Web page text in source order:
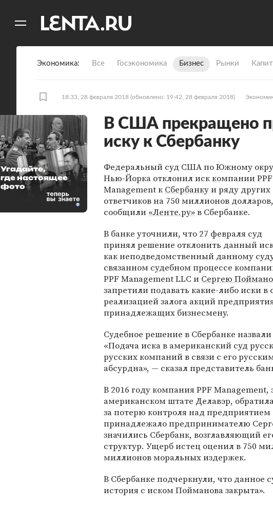
Экономика Все Госэкономика Бизнес Рынки
18:33, 28 февраля 2018 (обновлено: 19:42, 28 февраля 2018)
В США прекращено
иску к Сбербанку
Федеральный суд США по Южному
Нью-Йорка отклонил иск компании PPF
Management к Сбербанкуи ряду других
ответчиков на 750 миллионов долларов,
сообщили «Ленте.ру»в Сбербанке.
В банке уточнили, что 27 февраля суд
принял решение отклонить данный
как неподведомственный данному
связанном судебном процессе
PPF Management LLC и Сергею
запретили подавать какие-либо иски
реализацией залога акций
принадлежащих бизнесмену.
Судебное решение в Сбербанке
«Подача иска в американский суд
русских компаний в связи с его
абсурдна», — сказал представитель
В 2016 году компания PPF Management,
американском штате Делавэр,
за потерю контроля над предприятием
принадлежало предпринимателю
значились Сбербанк, возглавляющий
структур. Ущерб истец оценил в 750
миллионов моральных издержек.
В Сбербанке подчеркнули, что данное
история с иском Пойманова закрыта».
Угадайте,
где настоящее
фото